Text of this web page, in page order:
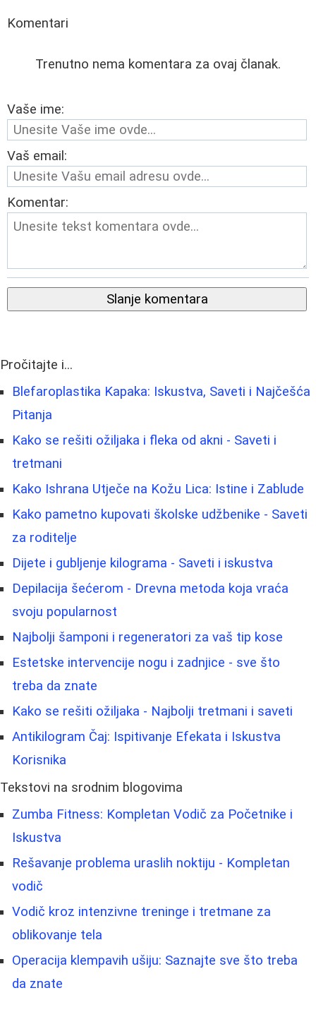
Komentari
Trenutno nema komentara za ovaj članak.
Vaše ime:
Vaš email:
Komentar:
Slanje komentara
Pročitajte i...
Blefaroplastika Kapaka: Iskustva, Saveti i Najčešća
Pitanja
Kako se rešiti ožiljaka i fleka od akni - Saveti i
tretmani
Kako Ishrana Utječe na Kožu Lica: Istine i Zablude
Kako pametno kupovati školske udžbenike - Saveti
za roditelje
Dijete i gubljenje kilograma - Saveti i iskustva
Depilacija šećerom - Drevna metoda koja vraća
svoju popularnost
Najbolji šamponi i regeneratori za vaš tip kose
Estetske intervencije nogu i zadnjice - sve što
treba da znate
Kako se rešiti ožiljaka - Najbolji tretmani i saveti
Antikilogram Čaj: Ispitivanje Efekata i Iskustva
Korisnika
Tekstovi na srodnim blogovima
Zumba Fitness: Kompletan Vodič za Početnike i
Iskustva
Rešavanje problema uraslih noktiju - Kompletan
vodič
Vodič kroz intenzivne treninge i tretmane za
oblikovanje tela
Operacija klempavih ušiju: Saznajte sve što treba
da znate